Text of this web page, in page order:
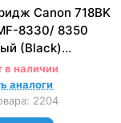
Canon 718BK
8330/ 8350
(Black)
в наличии
аналоги
2204